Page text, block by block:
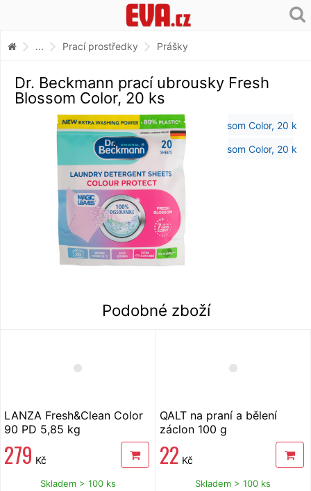
... Prací prostředky Prášky
Dr. Beckmann prací ubrousky Fresh
Blossom Color, 20 ks
Podobné zboží
LANZA Fresh&Clean Color
90 PD 5,85 kg
279 Kč
Skladem > 100 ks
QALT na praní a bělení
záclon 100 g
22 Kč
Skladem > 100 ks